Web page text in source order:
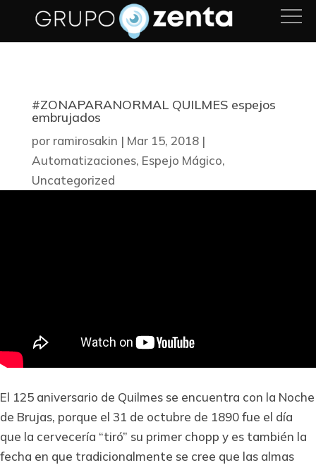
#ZONAPARANORMAL QUILMES espejos
embrujados
por ramirosakin | Mar 15, 2018|
Automatizaciones, Espejo Mágico,
Uncategorized
El 125 aniversario de Quilmes se encuentra con la Noche
de Brujas, porque el 31 de octubre de 1890 fue el día
que la cervecería “tiró” su primer chopp y es también la
fecha en que tradicionalmente se cree que las almas